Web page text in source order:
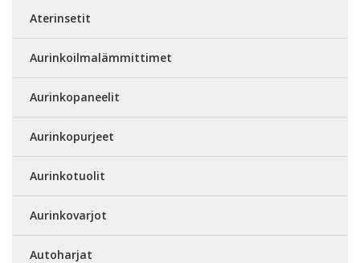
Aterinsetit
Aurinkoilmalämmittimet
Aurinkopaneelit
Aurinkopurjeet
Aurinkotuolit
Aurinkovarjot
Autoharjat